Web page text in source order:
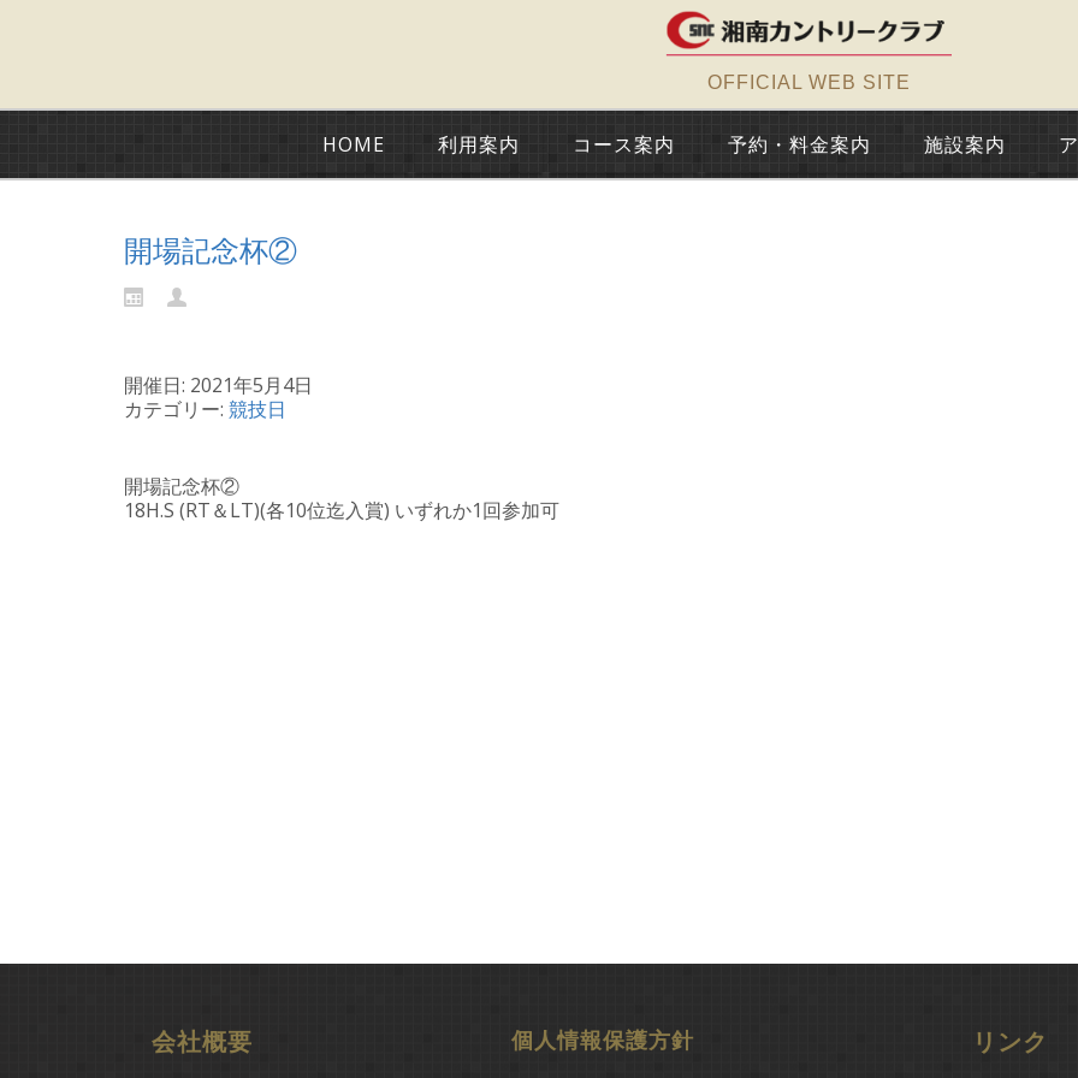
OFFICIAL WEB SITE
HOME 利用案内 コース案内 予約・料金案内 施設案内
開場記念杯②
開催日: 2021年5月4日
カテゴリー: 競技日
開場記念杯②
18H.S (RT＆LT)(各10位迄入賞) いずれか1回参加可
会社概要 個人情報保護方針 リンク